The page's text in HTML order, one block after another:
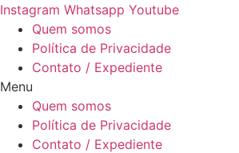
Ir
para
conteúdo
Instagram Whatsapp Youtube
Quem somos
Política de Privacidade
Contato / Expediente
Menu
Quem somos
Política de Privacidade
Contato / Expediente